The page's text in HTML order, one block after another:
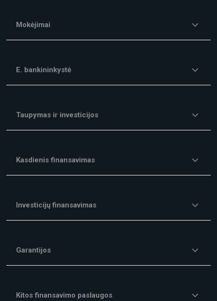
Mokėjimai
E. bankininkystė
Taupymas ir investicijos
Kasdienis finansavimas
Investicijų finansavimas
Garantijos
Kitos finansavimo paslaugos